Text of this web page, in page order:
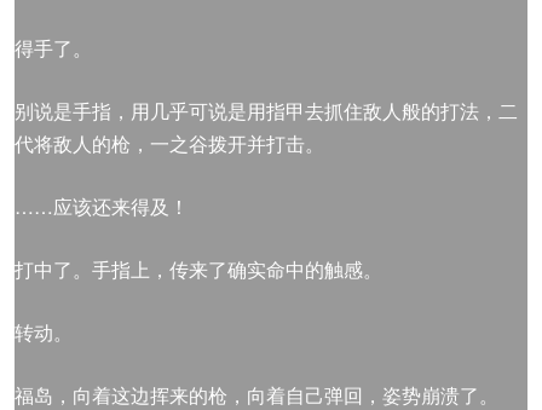
得手了。
别说是手指，用几乎可说是用指甲去抓住敌人般的打法，二
代将敌人的枪，一之谷拨开并打击。
……应该还来得及！
打中了。手指上，传来了确实命中的触感。
转动。
福岛，向着这边挥来的枪，向着自己弹回，姿势崩溃了。